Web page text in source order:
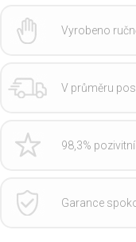
Vyrobeno
V průměru
98,3%
Garance